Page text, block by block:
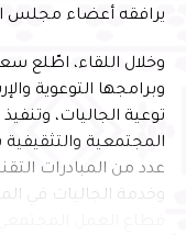
يرافقه أعضاء مجلس
وخلال اللقاء، اطّلع
وبرامجها التوعوية
توعية الجاليات،
المجتمعية
عدد من المبادرات
وخدمة الجاليات في